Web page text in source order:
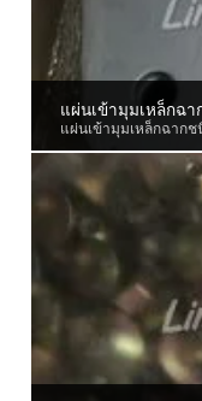
แผ่นเข้ามุมเหล็กฉ
แผ่นเข้ามุมเหล็กฉากช